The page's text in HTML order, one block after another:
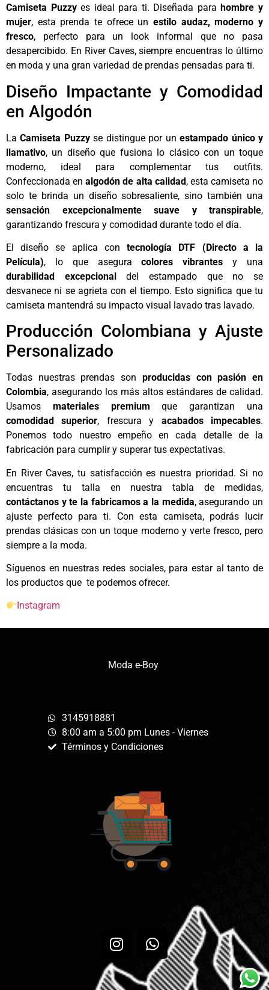
Camiseta Puzzyes ideal para ti. Diseñada parahombre y
mujer, esta prenda te ofrece un estilo audaz, moderno y
fresco, perfecto para un look informal que no pasa
desapercibido. En River Caves, siempre encuentras lo último
en moda y una gran variedad de prendas pensadas para ti.
Diseño Impactante y Comodidad
en Algodón
LaCamiseta Puzzyse distingue por unestampado único y
llamativo, un diseño que fusiona lo clásico con un toque
moderno, ideal para complementar tus outfits.
Confeccionada enalgodón de alta calidad, esta camiseta no
solo te brinda un diseño sobresaliente, sino también una
sensación excepcionalmente suave y transpirable,
garantizando frescura y comodidad durante todo el día.
El diseño se aplica contecnología DTF (Directo a la
Película), lo que aseguracolores vibrantes y una
durabilidad excepcionaldel estampado que no se
desvanece ni se agrieta con el tiempo. Esto significa que tu
camiseta mantendrá su impacto visual lavado tras lavado.
Producción Colombiana y Ajuste
Personalizado
Todas nuestras prendas son producidas con pasión en
Colombia, asegurando los más altos estándares de calidad.
Usamos materiales premium que garantizan una
comodidad superior, frescura y acabados impecables.
Ponemos todo nuestro empeño en cada detalle de la
fabricación para cumplir y superar tus expectativas.
En River Caves, tu satisfacción es nuestra prioridad. Si no
encuentras tu talla en nuestra tabla de medidas,
contáctanos y te la fabricamos a la medida, asegurando un
ajuste perfecto para ti. Con esta camiseta, podrás lucir
prendas clásicas con un toque moderno y verte fresco, pero
siempre a la moda.
Síguenos en nuestras redes sociales, para estar al tanto de
los productos que te podemos ofrecer.
Instagram
Moda e-Boy
3145918881
8:00 am a 5:00 pm Lunes - Viernes
Términos y Condiciones